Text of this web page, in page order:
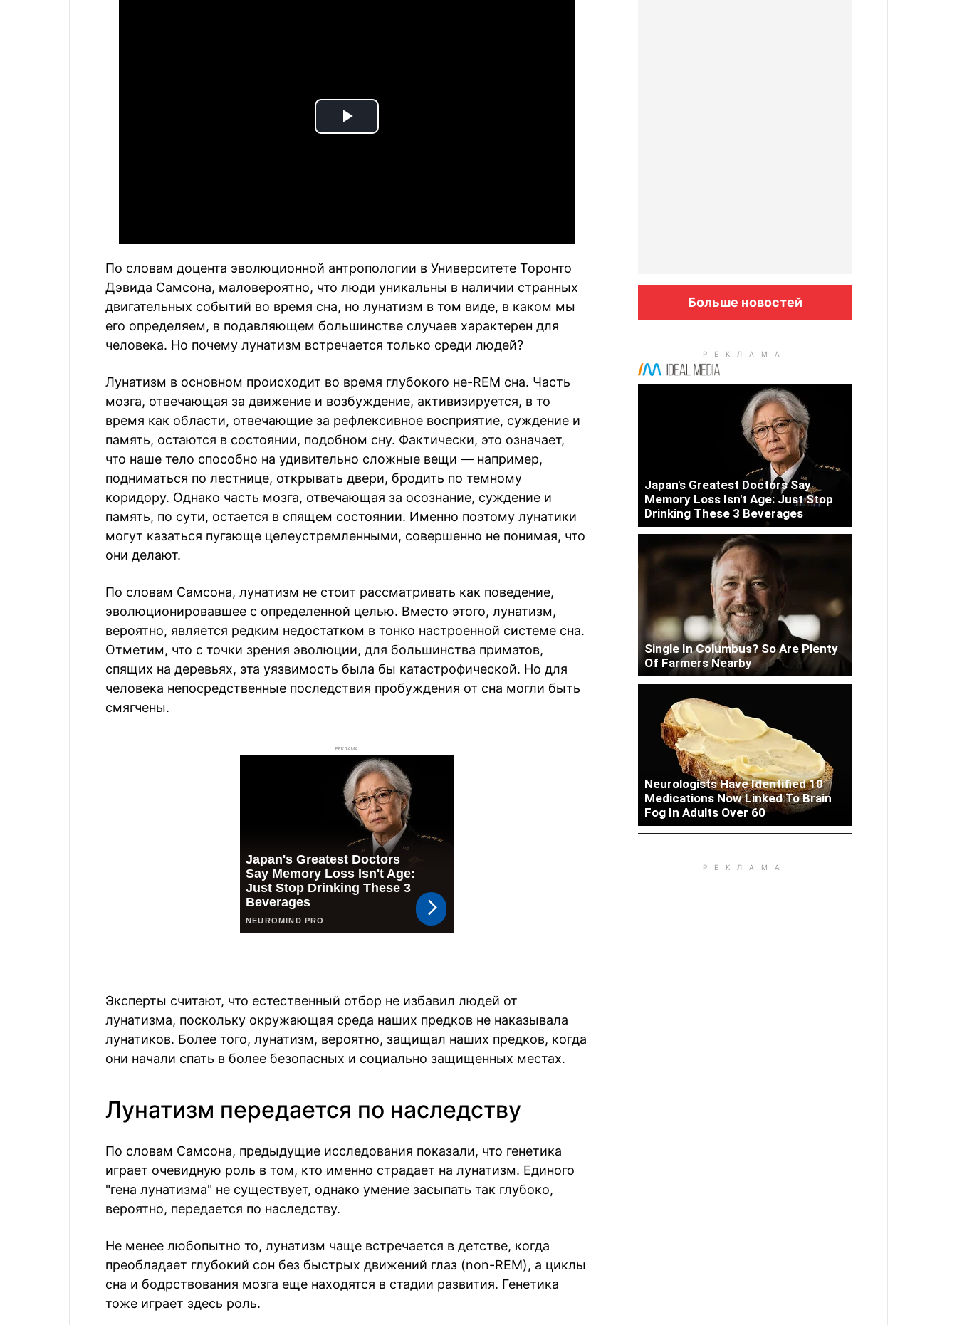
Play
По словам доцента эволюционной антропологии в Университете Торонто
Дэвида Самсона, маловероятно, что люди уникальны в наличии странных
двигательных событий во время сна, но лунатизм в том виде, в каком мы
его определяем, в подавляющем большинстве случаев характерен для
человека. Но почему лунатизм встречается только среди людей?
Лунатизм в основном происходит во время глубокого не-REM сна. Часть
мозга, отвечающая за движение и возбуждение, активизируется, в то
время как области, отвечающие за рефлексивное восприятие, суждение и
память, остаются в состоянии, подобном сну. Фактически, это означает,
что наше тело способно на удивительно сложные вещи — например,
подниматься по лестнице, открывать двери, бродить по темному
коридору. Однако часть мозга, отвечающая за осознание, суждение и
память, по сути, остается в спящем состоянии. Именно поэтому лунатики
могут казаться пугающе целеустремленными, совершенно не понимая, что
они делают.
По словам Самсона, лунатизм не стоит рассматривать как поведение,
эволюционировавшее с определенной целью. Вместо этого, лунатизм,
вероятно, является редким недостатком в тонко настроенной системе сна.
Отметим, что с точки зрения эволюции, для большинства приматов,
спящих на деревьях, эта уязвимость была бы катастрофической. Но для
человека непосредственные последствия пробуждения от сна могли быть
смягчены.
РЕКЛАМА
Эксперты считают, что естественный отбор не избавил людей от
лунатизма, поскольку окружающая среда наших предков не наказывала
лунатиков. Более того, лунатизм, вероятно, защищал наших предков, когда
они начали спать в более безопасных и социально защищенных местах.
Лунатизм передается по наследству
По словам Самсона, предыдущие исследования показали, что генетика
играет очевидную роль в том, кто именно страдает на лунатизм. Единого
"гена лунатизма" не существует, однако умение засыпать так глубоко,
вероятно, передается по наследству.
Не менее любопытно то, лунатизм чаще встречается в детстве, когда
преобладает глубокий сон без быстрых движений глаз (non-REM), а циклы
сна и бодрствования мозга еще находятся в стадии развития. Генетика
тоже играет здесь роль.
Больше новостей